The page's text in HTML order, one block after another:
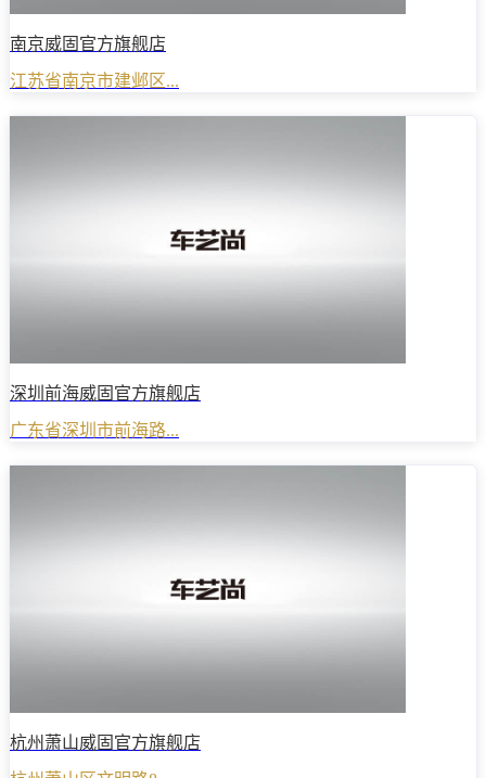
南京威固官方旗舰店
江苏省南京市建邺区...
深圳前海威固官方旗舰店
广东省深圳市前海路...
杭州萧山威固官方旗舰店